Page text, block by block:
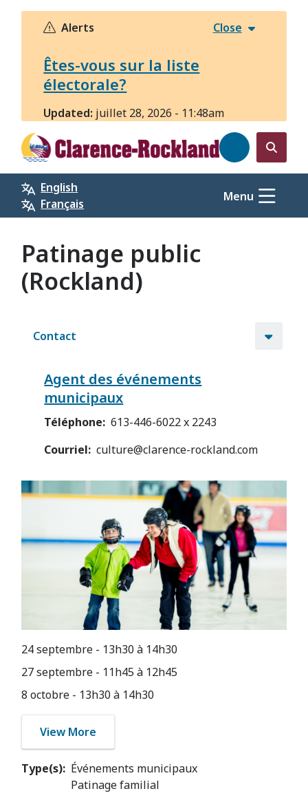
Aller
principal
Alerts Close
Êtes-vous sur la liste
électorale?
Updated: juillet 28, 2026 - 11:48am
Open
the
search
form
English
Français
Menu
Patinage public
(Rockland)
Contact
Agent des événements
municipaux
Téléphone
613-446-6022 x 2243
Courriel
culture@clarence-rockland.com
Image
24 septembre - 13h30 à 14h30
27 septembre - 11h45 à 12h45
8 octobre - 13h30 à 14h30
View More
Type(s) Événements municipaux
Patinage familial